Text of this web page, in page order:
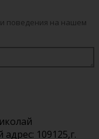
поведения на нашем
109125,г.